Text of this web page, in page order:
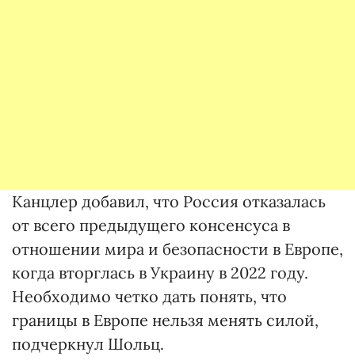
Канцлер добавил, что Россия отказалась
от всего предыдущего консенсуса в
отношении мира и безопасности в Европе,
когда вторглась в Украину в 2022 году.
Необходимо четко дать понять, что
границы в Европе нельзя менять силой,
подчеркнул Шольц.